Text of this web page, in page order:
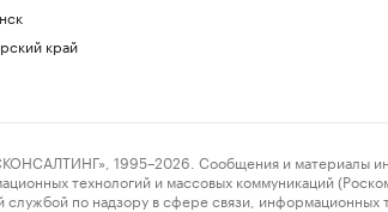
край
1995–2026. Сообщения и материалы
технологий и массовых коммуникаций
по надзору в сфере связи,